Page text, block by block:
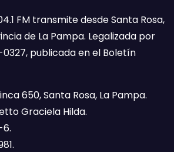
FM transmite desde Santa Rosa,
de La Pampa. Legalizada por
publicada en el Boletín
650, Santa Rosa, La Pampa.
Graciela Hilda.
6.